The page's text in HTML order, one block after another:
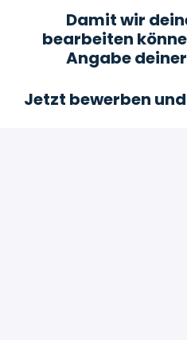
Damit wir
bearbeiten
Angabe
Jetzt bewerben